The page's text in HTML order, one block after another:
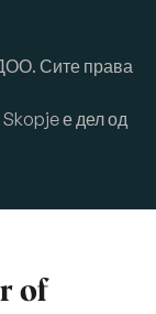
Сите права
е дел од
of